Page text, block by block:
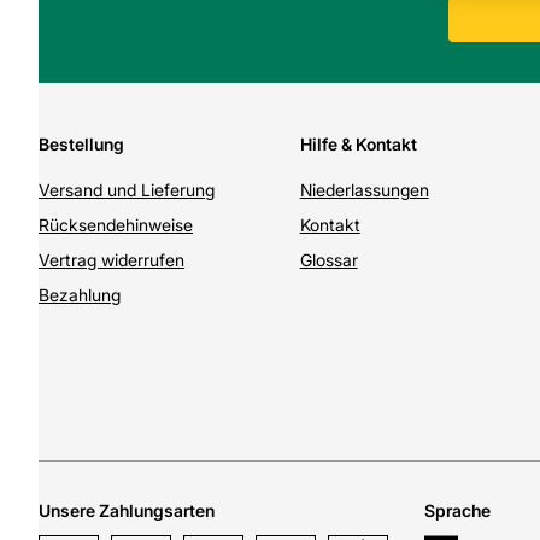
Bestellung
Versand und Lieferung
Rücksendehinweise
Vertrag widerrufen
Bezahlung
Hilfe & Kontakt
Niederlassungen
Kontakt
Glossar
Unsere Zahlungsarten Sprache